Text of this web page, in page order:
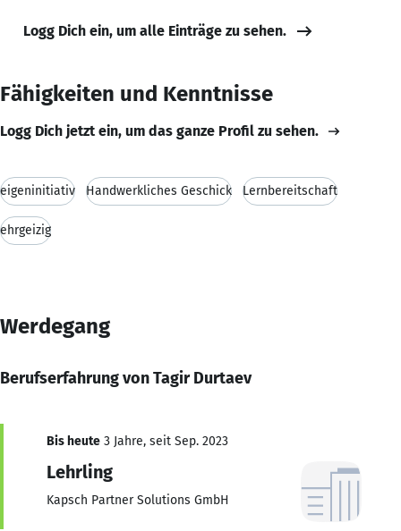
Logg Dich ein, um alle Einträge zu sehen.
Fähigkeiten und Kenntnisse
Logg Dich jetzt ein, um das ganze Profil zu sehen.
eigeninitiativ Handwerkliches Geschick Lernbereitschaft
ehrgeizig
Werdegang
Berufserfahrung von Tagir Durtaev
Bis heute 3 Jahre, seit Sep. 2023
Lehrling
Kapsch Partner Solutions GmbH